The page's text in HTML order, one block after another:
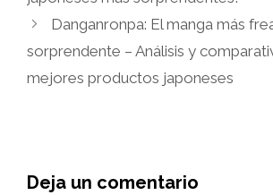
Danganronpa: El manga más
sorprendente – Análisis y
mejores productos japoneses
Deja un comentario